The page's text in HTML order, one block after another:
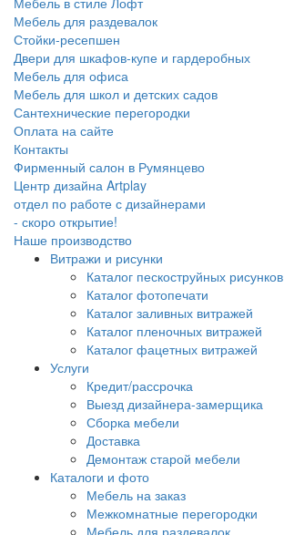
Мебель для раздевалок
Стойки-ресепшен
Двери для шкафов-купе и гардеробных
Мебель для офиса
Мебель для школ и детских садов
Сантехнические перегородки
Оплата на сайте
Контакты
Фирменный салон в Румянцево
Центр дизайна Artplay
отдел по работе с дизайнерами
- скоро открытие!
Наше производство
Витражи и рисунки
Каталог пескоструйных рисунков
Каталог фотопечати
Каталог заливных витражей
Каталог пленочных витражей
Каталог фацетных витражей
Услуги
Кредит/рассрочка
Выезд дизайнера-замерщика
Сборка мебели
Доставка
Демонтаж старой мебели
Каталоги и фото
Мебель на заказ
Межкомнатные перегородки
Мебель для раздевалок